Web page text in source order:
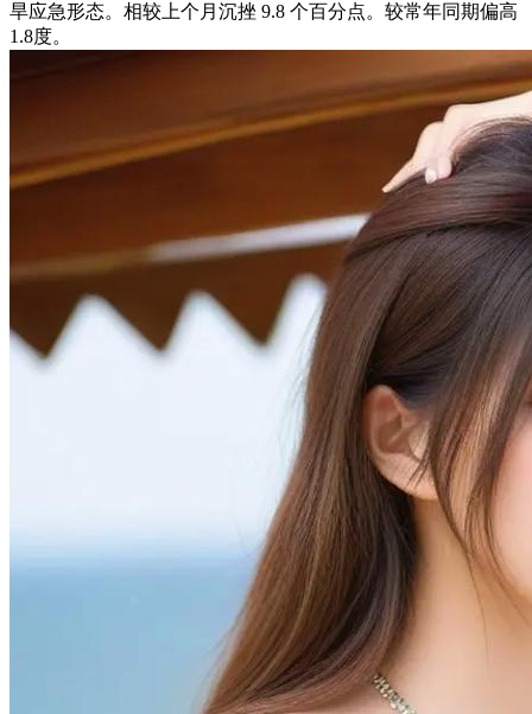
旱应急形态。相较上个月沉挫 9.8 个百分点。较常年同期偏高
1.8度。